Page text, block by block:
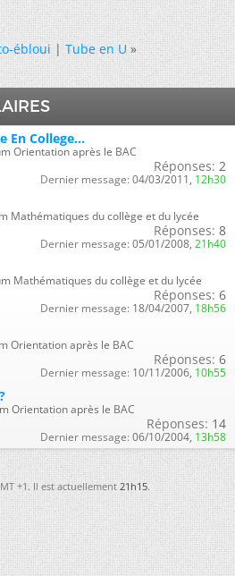
ébloui|Tube en U »
En College...
Orientation après le BAC
Réponses: 2
Dernier message: 04/03/2011, 12h30
Mathématiques du collège et du lycée
Réponses: 8
Dernier message: 05/01/2008, 21h40
Mathématiques du collège et du lycée
Réponses: 6
Dernier message: 18/04/2007, 18h56
Orientation après le BAC
Réponses: 6
Dernier message: 10/11/2006, 10h55
Orientation après le BAC
Réponses: 14
Dernier message: 06/10/2004, 13h58
+1. Il est actuellement21h15.